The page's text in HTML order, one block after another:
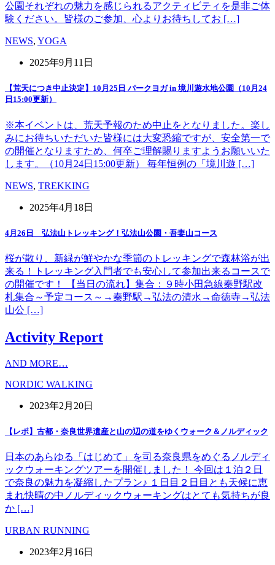
公園それぞれの魅力を感じられるアクティビティを是非ご体
験ください。皆様のご参加、心よりお待ちしてお […]
NEWS, YOGA
2025年9月11日
【荒天につき中止決定】10月25日 パークヨガ in 境川遊水地公園（10月24
日15:00更新）
※本イベントは、荒天予報のため中止をとなりました。楽し
みにお待ちいただいた皆様には大変恐縮ですが、安全第一で
の開催となりますため、何卒ご理解賜りますようお願いいた
します。（10月24日15:00更新） 毎年恒例の「境川遊 […]
NEWS, TREKKING
2025年4月18日
4月26日 弘法山トレッキング！弘法山公園・吾妻山コース
桜が散り、新緑が鮮やかな季節のトレッキングで森林浴が出
来る！トレッキング入門者でも安心して参加出来るコースで
の開催です！ 【当日の流れ】集合：９時小田急線秦野駅改
札集合～予定コース～→秦野駅→弘法の清水→命徳寺→弘法
山公 […]
Activity Report
AND MORE…
NORDIC WALKING
2023年2月20日
【レポ】古都・奈良世界遺産と山の辺の道をゆくウォーク＆ノルディック
日本のあらゆる「はじめて」を司る奈良県をめぐるノルディ
ックウォーキングツアーを開催しました！ 今回は１泊２日
で奈良の魅力を凝縮したプラン♪ １日目２日目とも天候に恵
まれ快晴の中ノルディックウォーキングはとても気持ちが良
か […]
URBAN RUNNING
2023年2月16日